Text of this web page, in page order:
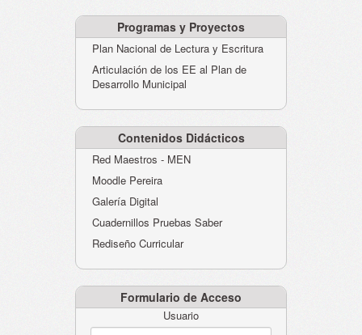
Programas y Proyectos
Plan Nacional de Lectura y Escritura
Articulación de los EE al Plan de
Desarrollo Municipal
Contenidos Didácticos
Red Maestros - MEN
Moodle Pereira
Galería Digital
Cuadernillos Pruebas Saber
Rediseño Curricular
Formulario de Acceso
Usuario